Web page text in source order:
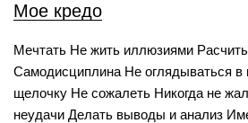
Мое кредо
Мечтать Не жить иллюзиями
Самодисциплина Не оглядываться
щелочку Не сожалеть Никогда не
неудачи Делать выводы и анализ